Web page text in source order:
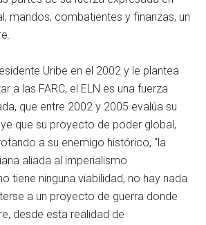
mandos, combatientes y finanzas, un
Uribe en el 2002 y le plantea
a las FARC, el ELN es una fuerza
que entre 2002 y 2005 evalúa su
que su proyecto de poder global,
a su enemigo histórico, “la
aliada al imperialismo
tiene ninguna viabilidad, no hay nada
a un proyecto de guerra donde
desde esta realidad de